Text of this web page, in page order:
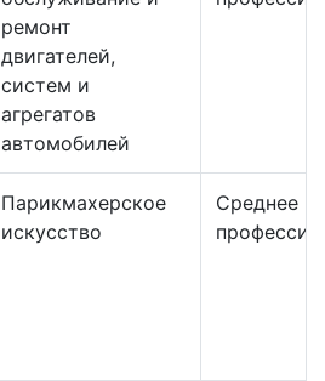
ремонт
двигателей,
систем и
агрегатов
автомобилей
Парикмахерское
искусство
Среднее